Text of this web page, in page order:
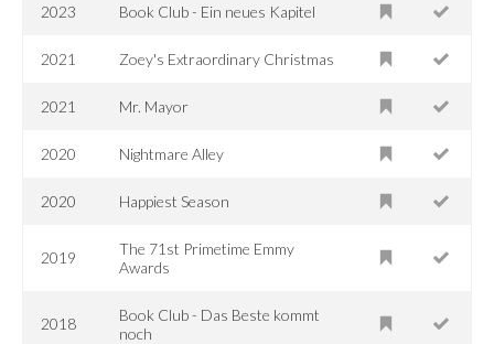
2023 Book Club - Ein neues Kapitel
2021 Zoey's Extraordinary Christmas
2021 Mr. Mayor
2020 Nightmare Alley
2020 Happiest Season
2019
The 71st Primetime Emmy
Awards
2018
Book Club - Das Beste kommt
noch